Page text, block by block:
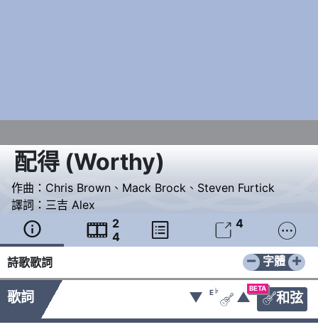
配得(Worthy)
作曲： Chris Brown 、 Mack Brock 、 Steven Furtick
譯詞： 三吉 Alex
  2
4
  4 
詩歌歌詞 − +
字體
歌詞
BETA
和弦
▼ E ♭
 ▲